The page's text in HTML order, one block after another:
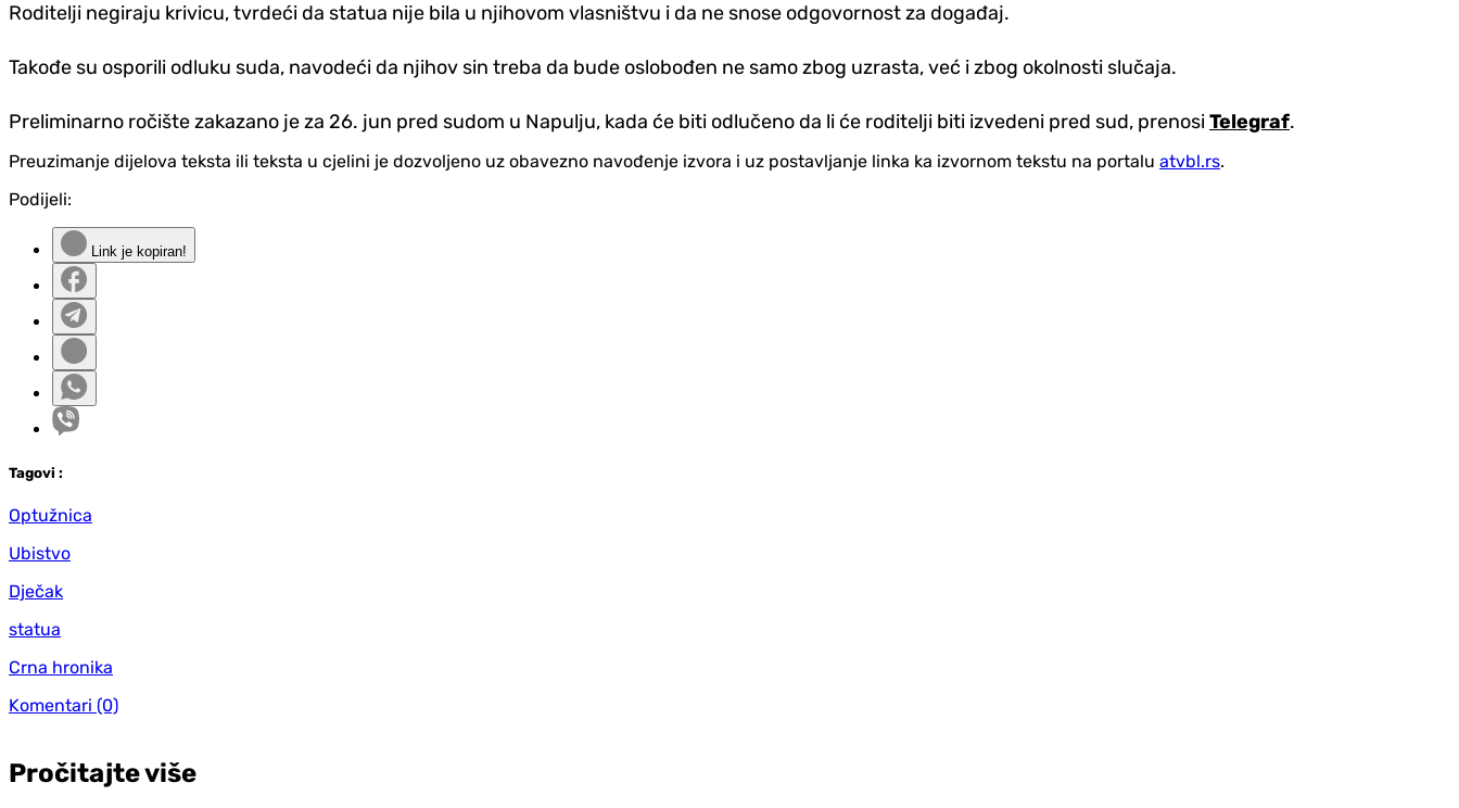
Roditelji negiraju krivicu, tvrdeći da statua nije bila u njihovom vlasništvu i da ne snose odgovornost za događaj.
Takođe su osporili odluku suda, navodeći da njihov sin treba da bude oslobođen ne samo zbog uzrasta, već i zbog okolnosti slučaja.
Preliminarno ročište zakazano je za 26. jun pred sudom u Napulju, kada će biti odlučeno da li će roditelji biti izvedeni pred sud, prenosiTelegraf.
Preuzimanje dijelova teksta ili teksta u cjelini je dozvoljeno uz obavezno navođenje izvora i uz postavljanje linka ka izvornom tekstu na portalu atvbl.rs.
Podijeli:
Link je kopiran!
Tagovi :
Optužnica
Ubistvo
Dječak
statua
Crna hronika
Komentari (0)
Pročitajte više